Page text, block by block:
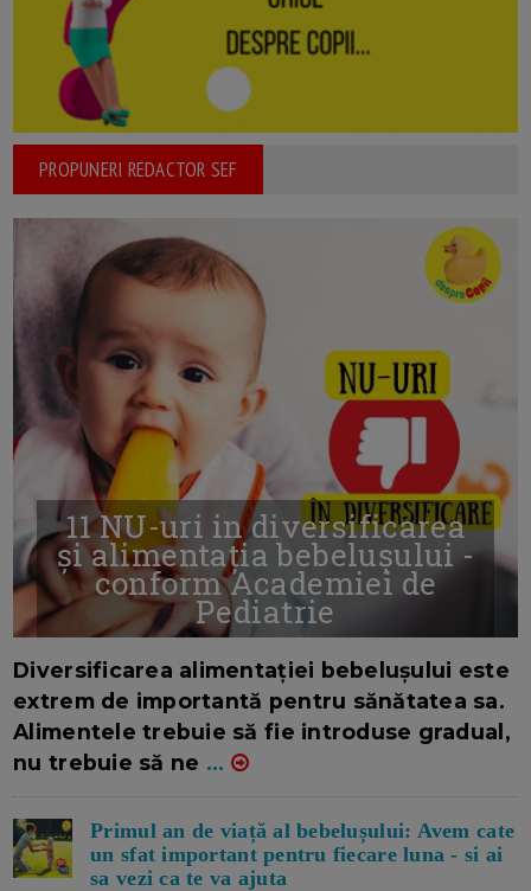
PROPUNERI REDACTOR SEF
11 NU-uri in diversificarea
și alimentația bebelușului -
conform Academiei de
Pediatrie
Diversificarea alimentației bebelușului este
extrem de importantă pentru sănătatea sa.
Alimentele trebuie să fie introduse gradual,
nu trebuie să ne ...
Primul an de viață al bebelușului: Avem cate
un sfat important pentru fiecare luna - si ai
sa vezi ca te va ajuta